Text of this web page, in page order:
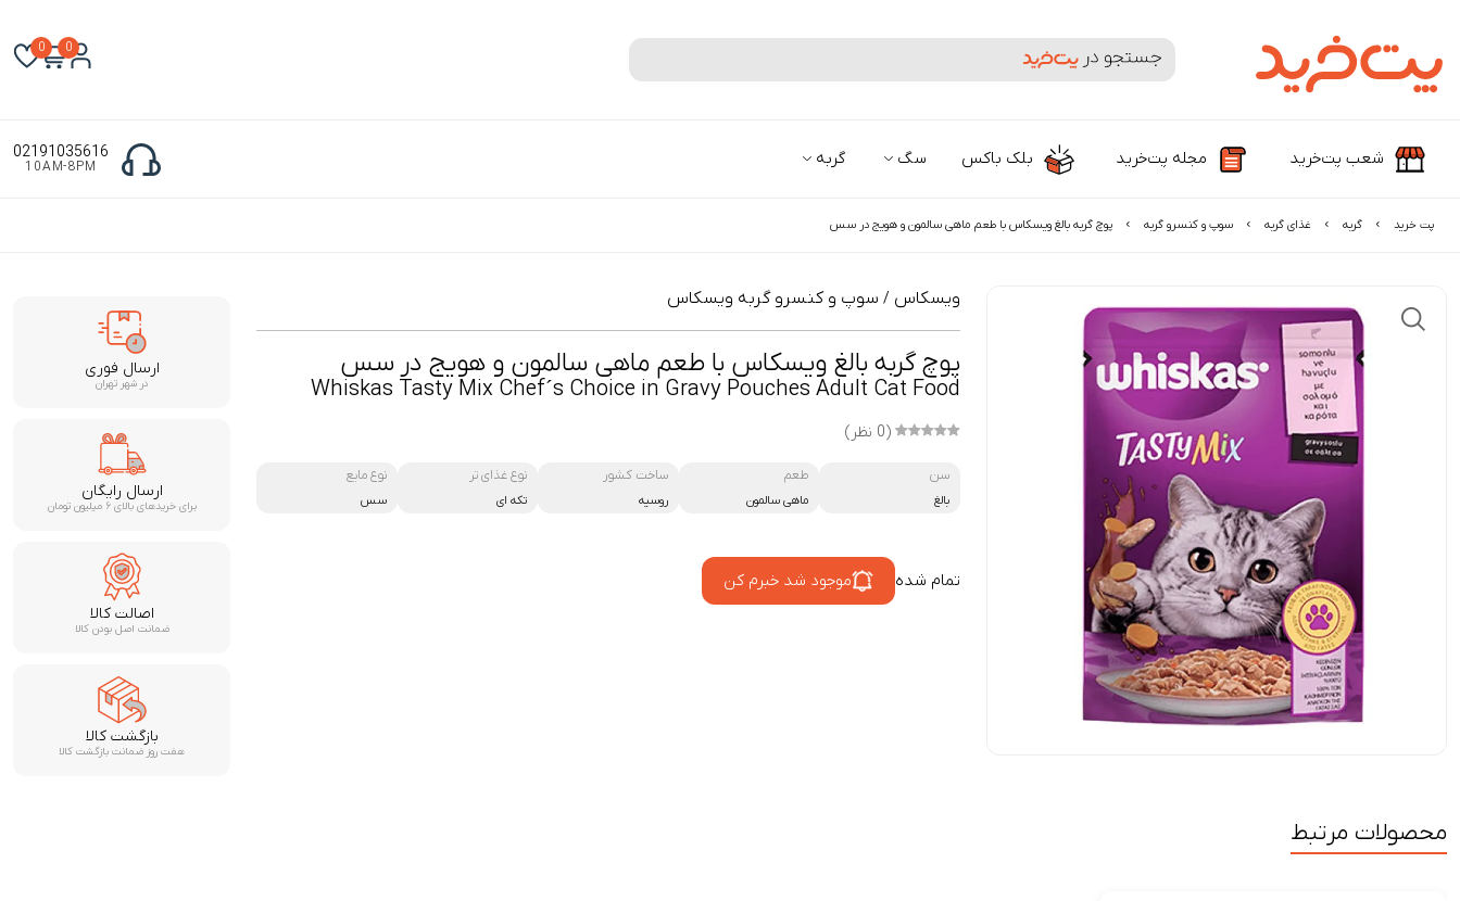
جستجوی محصولات و برندها
0
0
شعب پت‌خرید مجله پت‌خرید بلک باکس سگ گربه 02191035616
10AM-8PM
پت خرید گربه غذای گربه سوپ و کنسرو گربه پوچ گربه بالغ ویسکاس با طعم ماهی سالمون و هویج در سس
ویسکاس / سوپ و کنسرو گربه ویسکاس
پوچ گربه بالغ ویسکاس با طعم ماهی سالمون و هویج در سس
Whiskas Tasty Mix Chef´s Choice in Gravy Pouches Adult Cat Food
(0 نظر)
سن
بالغ
طعم
ماهی سالمون
ساخت کشور
روسیه
نوع غذای تر
تکه ای
نوع مایع
سس
تمام شده موجود شد خبرم کن
ارسال فوری
در شهر تهران
ارسال رایگان
برای خریدهای بالای ۶ میلیون تومان
اصالت کالا
ضمانت اصل بودن کالا
بازگشت کالا
هفت روز ضمانت بازگشت کالا
محصولات مرتبط